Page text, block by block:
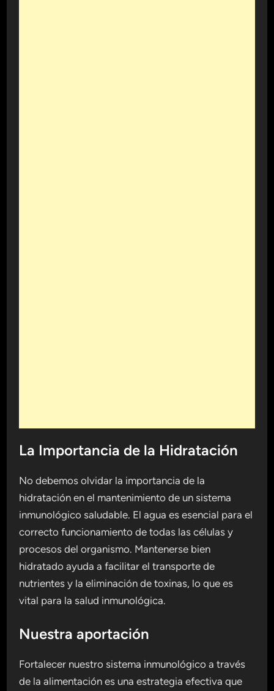
La Importancia de la Hidratación
No debemos olvidar la importancia de la
hidratación en el mantenimiento de un sistema
inmunológico saludable. El agua es esencial para el
correcto funcionamiento de todas las células y
procesos del organismo. Mantenerse bien
hidratado ayuda a facilitar el transporte de
nutrientes y la eliminación de toxinas, lo que es
vital para la salud inmunológica.
Nuestra aportación
Fortalecer nuestro sistema inmunológico a través
de la alimentación es una estrategia efectiva que